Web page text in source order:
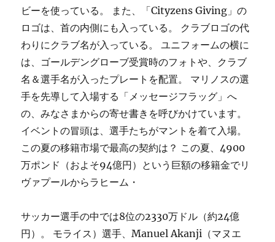
ビーを使っている。 また、「Cityzens Giving」の
ロゴは、首の内側にも入っている。 クラブロゴの代
わりにクラブ名が入っている。 ユニフォームの横に
は、ゴールデングローブ受賞時のフォトや、クラブ
名＆選手名が入ったプレートを配置。 マリノスの選
手を先導して入場する「メッセージフラッグ」へ
の、みなさまからの寄せ書きを呼びかけています。
イベントの冒頭は、選手たちがマントを着て入場。
この夏の移籍市場で最高の契約は？ この夏、4900
万ポンド（およそ94億円）という巨額の移籍金でリ
ヴァプールからラヒーム・
サッカー選手の中では8位の2330万ドル（約24億
円）。 モライス）選手、Manuel Akanji（マヌエ